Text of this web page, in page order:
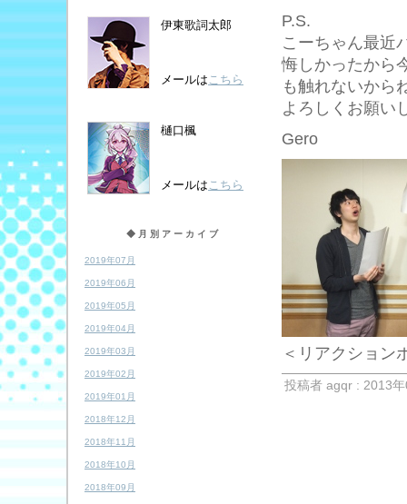
伊東歌詞太郎
メールはこちら
樋口楓
メールはこちら
◆月別アーカイブ
2019年07月
2019年06月
2019年05月
2019年04月
2019年03月
2019年02月
2019年01月
2018年12月
2018年11月
2018年10月
2018年09月
P.S.
こーちゃん最近
悔しかったから
も触れないから
よろしくお願い
Gero
＜リアクション
投稿者 agqr : 2013